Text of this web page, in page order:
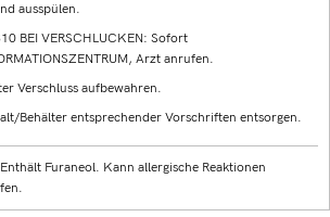
ausspülen.
BEI VERSCHLUCKEN: Sofort
Arzt anrufen.
Verschluss aufbewahren.
Behälter entsprechender Vorschriften entsorgen.
Furaneol. Kann allergische Reaktionen